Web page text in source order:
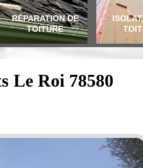
RÉPARATION DE
TOITURE
Le Roi 78580